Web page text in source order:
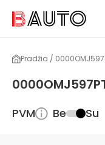
Pradžia /
PVM Be Su